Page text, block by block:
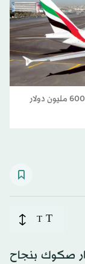
«طيران الإمارات» أعلنت إقفال إصدار صكوك بقيمة 600 مليون دولار
T
T
صكوك بنجاح